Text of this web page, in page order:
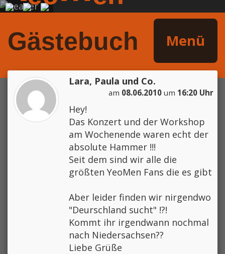
Menü
Gästebuch
Lara, Paula und Co.
am 08.06.2010 um 16:20 Uhr
Hey!
Das Konzert und der Workshop
am Wochenende waren echt der
absolute Hammer !!!
Seit dem sind wir alle die
größten YeoMen Fans die es gibt
Aber leider finden wir nirgendwo
"Deurschland sucht" !?!
Kommt ihr irgendwann nochmal
nach Niedersachsen??
Liebe Grüße